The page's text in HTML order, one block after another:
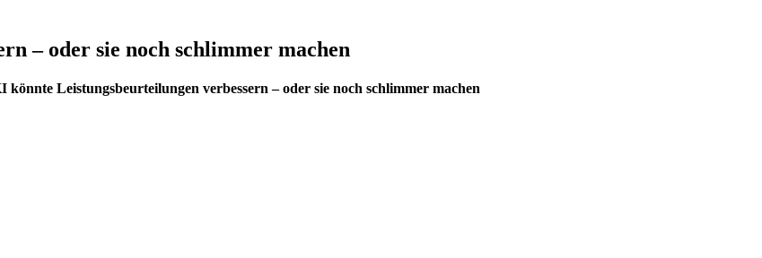
– oder sie noch schlimmer machen
könnte Leistungsbeurteilungen verbessern – oder sie noch schlimmer machen